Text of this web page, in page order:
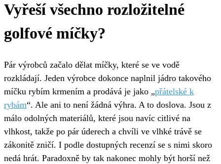
Vyřeší všechno rozložitelné
golfové míčky?
Pár výrobců začalo dělat míčky, které se ve vodě
rozkládají. Jeden výrobce dokonce naplnil jádro takového
míčku rybím krmením a prodává je jako „přátelské k
rybám“. Ale ani to není žádná výhra. A to doslova. Jsou z
málo odolných materiálů, které jsou navíc citlivé na
vlhkost, takže po pár úderech a chvíli ve vlhké trávě se
zákonitě zničí. I podle dostupných recenzí se s nimi skoro
nedá hrát. Paradoxně by tak nakonec mohly být horší než